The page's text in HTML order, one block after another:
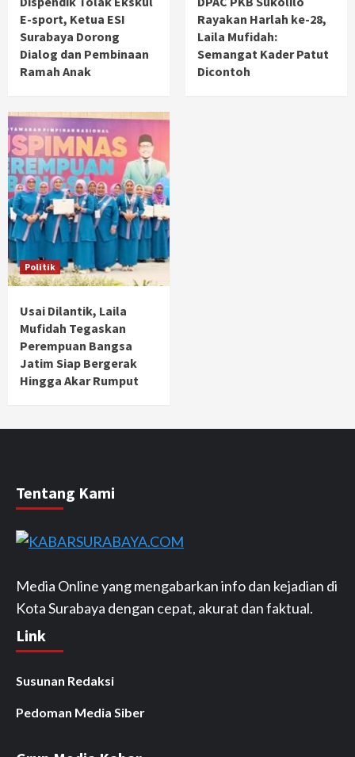
E-sport, Ketua ESI
Surabaya Dorong
Dialog dan Pembinaan
Ramah Anak
Rayakan Harlah ke-28,
Laila Mufidah:
Semangat Kader Patut
Dicontoh
Politik
Usai Dilantik, Laila
Mufidah Tegaskan
Perempuan Bangsa
Jatim Siap Bergerak
Hingga Akar Rumput
Tentang Kami
Media Online yang mengabarkan info dan kejadian di
Kota Surabaya dengan cepat, akurat dan faktual.
Link
Susunan Redaksi
Pedoman Media Siber